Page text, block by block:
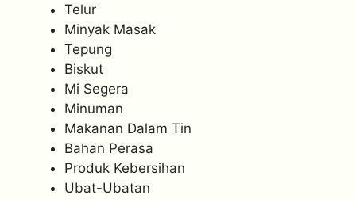
Telur
Minyak Masak
Tepung
Biskut
Mi Segera
Minuman
Makanan Dalam Tin
Bahan Perasa
Produk Kebersihan
Ubat-Ubatan